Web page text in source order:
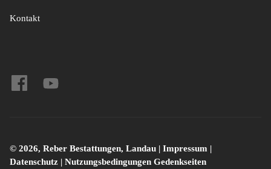
Kontakt
© 2026, Reber Bestattungen, Landau | Impressum |
Datenschutz | Nutzungsbedingungen Gedenkseiten